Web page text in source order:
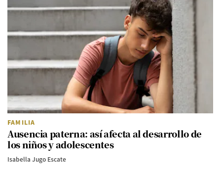
FAMILIA
Ausencia paterna: así afecta al desarrollo de
los niños y adolescentes
Isabella Jugo Escate